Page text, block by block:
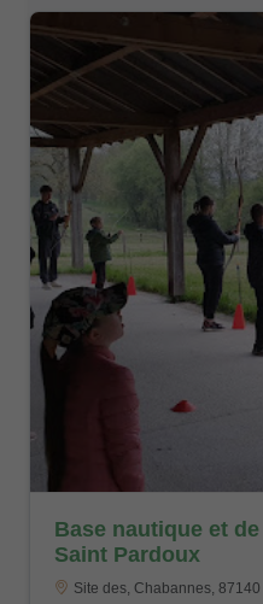
Base nautique et
Saint Pardoux
Site des, Chabannes,